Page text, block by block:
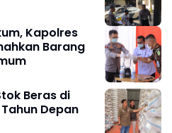
Kapolres
Barang
Beras di
Depan